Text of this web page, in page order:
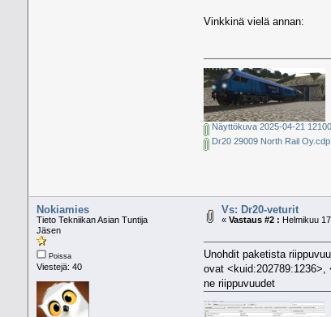
Vinkkinä vielä annan:
Näyttökuva 2025-04-21
Dr20 29009 North Rail Oy.cdp
Nokiamies
Tieto Tekniikan Asian Tuntija
Jäsen
Poissa
Viestejä: 40
Vs: Dr20-veturit
« Vastaus #2 : Helmikuu
Unohdit paketista
ovat
ne riippuvuudet